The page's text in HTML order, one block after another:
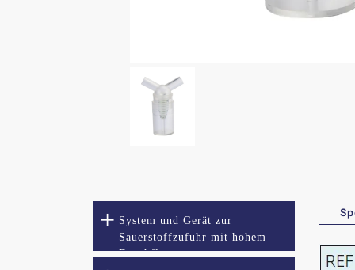
System und Gerät zur
Sauerstoffzufuhr mit hohem
Durchfluss